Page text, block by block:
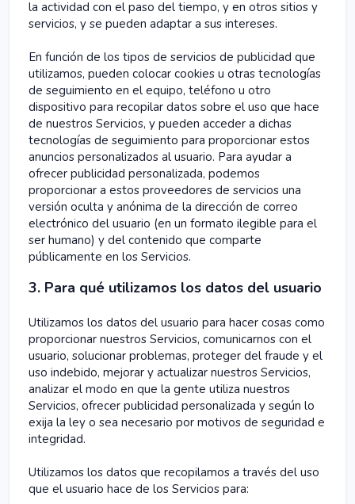
la actividad con el paso del tiempo, y en otros sitios y
servicios, y se pueden adaptar a sus intereses.
En función de los tipos de servicios de publicidad que
utilizamos, pueden colocar cookies u otras tecnologías
de seguimiento en el equipo, teléfono u otro
dispositivo para recopilar datos sobre el uso que hace
de nuestros Servicios, y pueden acceder a dichas
tecnologías de seguimiento para proporcionar estos
anuncios personalizados al usuario. Para ayudar a
ofrecer publicidad personalizada, podemos
proporcionar a estos proveedores de servicios una
versión oculta y anónima de la dirección de correo
electrónico del usuario (en un formato ilegible para el
ser humano) y del contenido que comparte
públicamente en los Servicios.
3. Para qué utilizamos los datos del usuario
Utilizamos los datos del usuario para hacer cosas como
proporcionar nuestros Servicios, comunicarnos con el
usuario, solucionar problemas, proteger del fraude y el
uso indebido, mejorar y actualizar nuestros Servicios,
analizar el modo en que la gente utiliza nuestros
Servicios, ofrecer publicidad personalizada y según lo
exija la ley o sea necesario por motivos de seguridad e
integridad.
Utilizamos los datos que recopilamos a través del uso
que el usuario hace de los Servicios para: